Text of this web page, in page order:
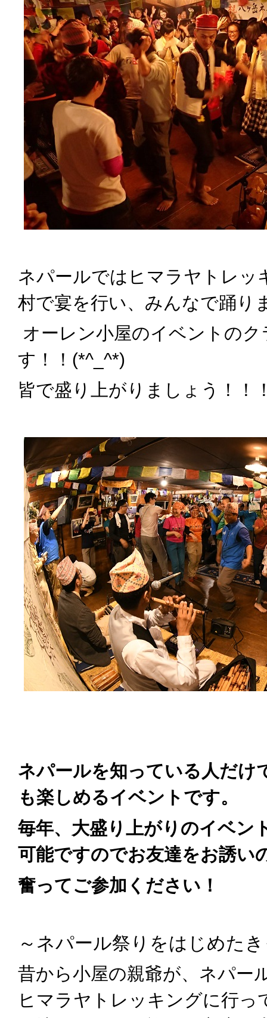
ネパールではヒマラヤト レッ
村で宴を行い、みんなで踊り
オーレン小屋のイベントの
す！！(*^_^*)
皆で盛り上がりましょう！！
ネパールを知っている人だけ
も楽しめるイベントです。
毎年、大盛り上がりのイベン
可能ですのでお友達をお誘い
奮ってご参加ください！
～ネパール祭りをはじめた
昔から小屋の親爺が、ネパー
ヒマラヤトレッキングに行っ